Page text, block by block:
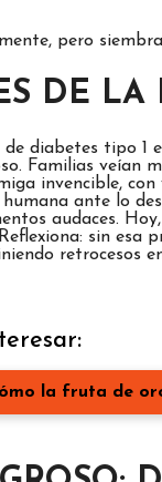
pero
DE
diabetes tipo 1
Familias veían
invencible,
ante lo
audaces.
sin esa
retrocesos
la fruta de